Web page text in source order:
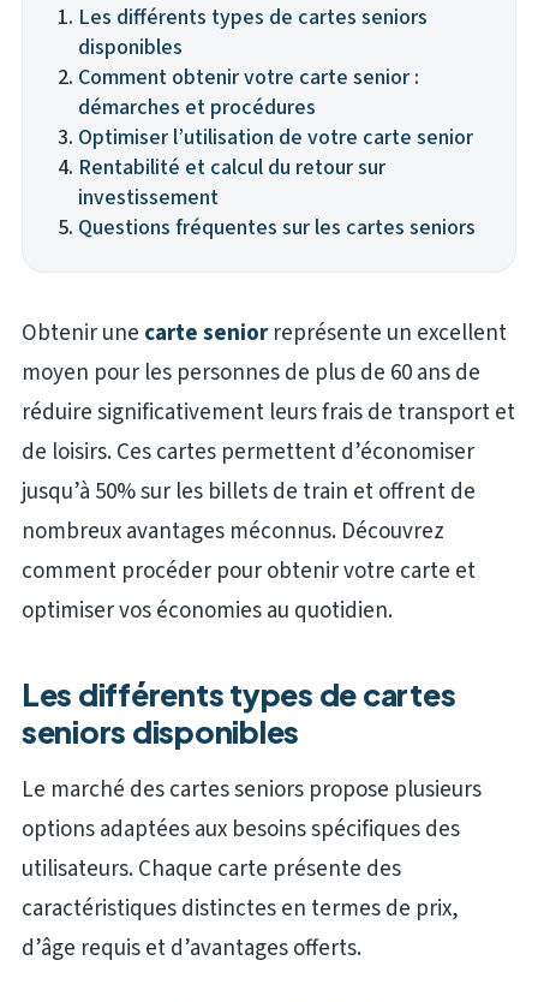
Les différents types de cartes seniors
disponibles
Comment obtenir votre carte senior :
démarches et procédures
Optimiser l’utilisation de votre carte senior
Rentabilité et calcul du retour sur
investissement
Questions fréquentes sur les cartes seniors
Obtenir une carte seniorreprésente un excellent
moyen pour les personnes de plus de 60 ans de
réduire significativement leurs frais de transport et
de loisirs. Ces cartes permettent d’économiser
jusqu’à 50% sur les billets de train et offrent de
nombreux avantages méconnus. Découvrez
comment procéder pour obtenir votre carte et
optimiser vos économies au quotidien.
Les différents types de cartes
seniors disponibles
Le marché des cartes seniors propose plusieurs
options adaptées aux besoins spécifiques des
utilisateurs. Chaque carte présente des
caractéristiques distinctes en termes de prix,
d’âge requis et d’avantages offerts.